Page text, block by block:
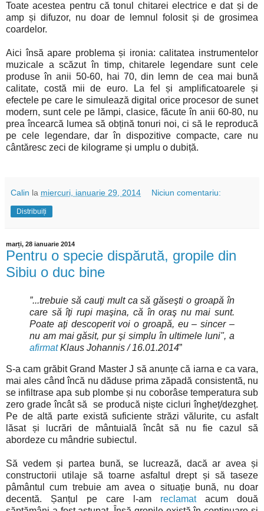
Toate acestea pentru că tonul chitarei electrice e dat și de
amp și difuzor, nu doar de lemnul folosit și de grosimea
coardelor.
Aici însă apare problema și ironia: calitatea instrumentelor
muzicale a scăzut în timp, chitarele legendare sunt cele
produse în anii 50-60, hai 70, din lemn de cea mai bună
calitate, costă mii de euro. La fel și amplificatoarele și
efectele pe care le simulează digital orice procesor de sunet
modern, sunt cele pe lămpi, clasice, făcute în anii 60-80, nu
prea încearcă lumea să obțină tonuri noi, ci să le reproducă
pe cele legendare, dar în dispozitive compacte, care nu
cântăresc zeci de kilograme și umplu o dubiță.
Calin la miercuri, ianuarie 29, 2014 Niciun comentariu:
Distribuiți
marți, 28 ianuarie 2014
Pentru o specie dispărută, gropile din
Sibiu o duc bine
”...trebuie să cauţi mult ca să găseşti o groapă în
care să îţi rupi maşina, că în oraş nu mai sunt.
Poate aţi descoperit voi o groapă, eu – sincer –
nu am mai găsit, pur şi simplu în ultimele luni", a
afirmatKlaus Johannis / 16.01.2014”
S-a cam grăbit Grand Master J să anunțe că iarna e ca vara,
mai ales când încă nu dăduse prima zăpadă consistentă, nu
se infiltrase apa sub plombe și nu coborâse temperatura sub
zero grade încât să se producă niște cicluri îngheț/dezgheț.
Pe de altă parte există suficiente străzi vălurite, cu asfalt
lăsat și lucrări de mântuială încât să nu fie cazul să
abordeze cu mândrie subiectul.
Să vedem și partea bună, se lucrează, dacă ar avea și
constructorii utilaje să toarne asfaltul drept și să taseze
pâmântul cum trebuie am avea o situație bună, nu doar
decentă. Șanțul pe care l-am reclamatacum două